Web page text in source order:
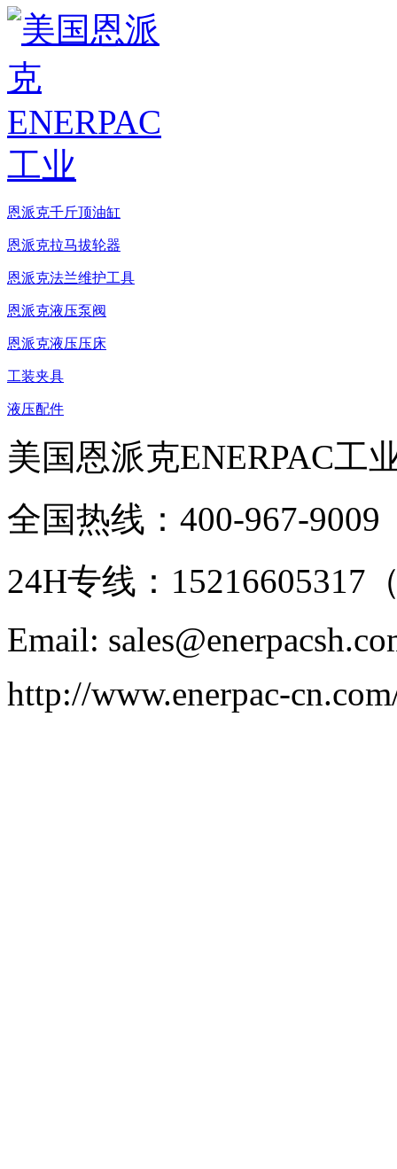
恩派克千斤顶油缸
恩派克拉马拔轮器
恩派克法兰维护工具
恩派克液压泵阀
恩派克液压压床
工装夹具
液压配件
美国恩派克ENERPAC工
全国热线：400-967-9009
24H专线：15216605317
Email:
http://www.enerpac-